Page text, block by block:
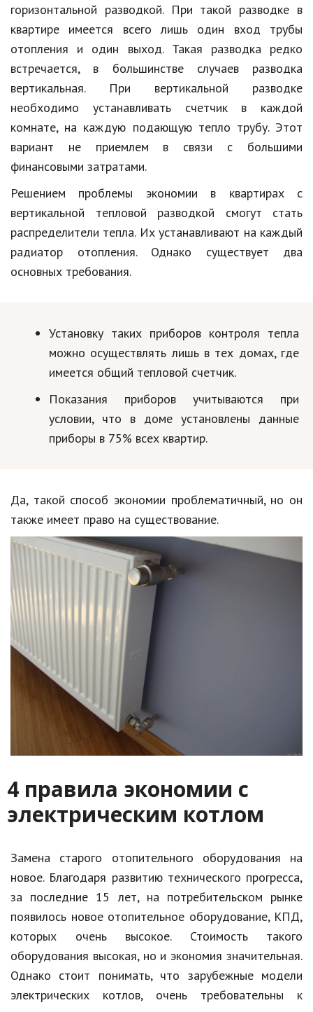
горизонтальной разводкой. При такой разводке в
квартире имеется всего лишь один вход трубы
отопления и один выход. Такая разводка редко
встречается, в большинстве случаев разводка
вертикальная. При вертикальной разводке
необходимо устанавливать счетчик в каждой
комнате, на каждую подающую тепло трубу. Этот
вариант не приемлем в связи с большими
финансовыми затратами.
Решением проблемы экономии в квартирах с
вертикальной тепловой разводкой смогут стать
распределители тепла. Их устанавливают на каждый
радиатор отопления. Однако существует два
основных требования.
Установку таких приборов контроля тепла
можно осуществлять лишь в тех домах, где
имеется общий тепловой счетчик.
Показания приборов учитываются при
условии, что в доме установлены данные
приборы в 75% всех квартир.
Да, такой способ экономии проблематичный, но он
также имеет право на существование.
4 правила экономии с
электрическим котлом
Замена старого отопительного оборудования на
новое. Благодаря развитию технического прогресса,
за последние 15 лет, на потребительском рынке
появилось новое отопительное оборудование, КПД,
которых очень высокое. Стоимость такого
оборудования высокая, но и экономия значительная.
Однако стоит понимать, что зарубежные модели
электрических котлов, очень требовательны к